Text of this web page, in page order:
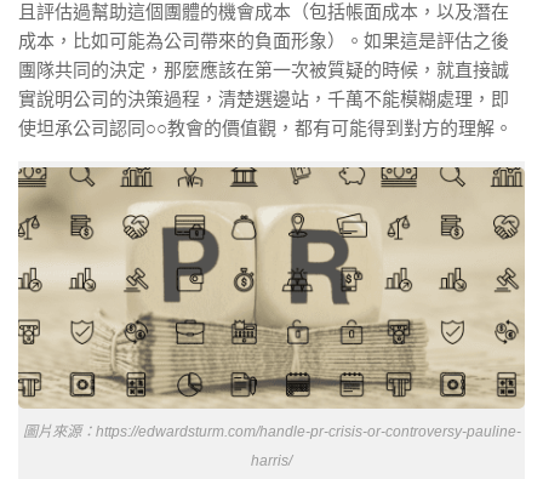
且評估過幫助這個團體的機會成本（包括帳面成本，以及潛在
成本，比如可能為公司帶來的負面形象）。如果這是評估之後
團隊共同的決定，那麼應該在第一次被質疑的時候，就直接誠
實說明公司的決策過程，清楚選邊站，千萬不能模糊處理，即
使坦承公司認同○○教會的價值觀，都有可能得到對方的理解。
圖片來源：https://edwardsturm.com/handle-pr-crisis-or-controversy-pauline-
harris/